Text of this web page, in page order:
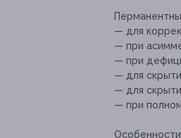
— для
— при
— при
— для
— для
— при